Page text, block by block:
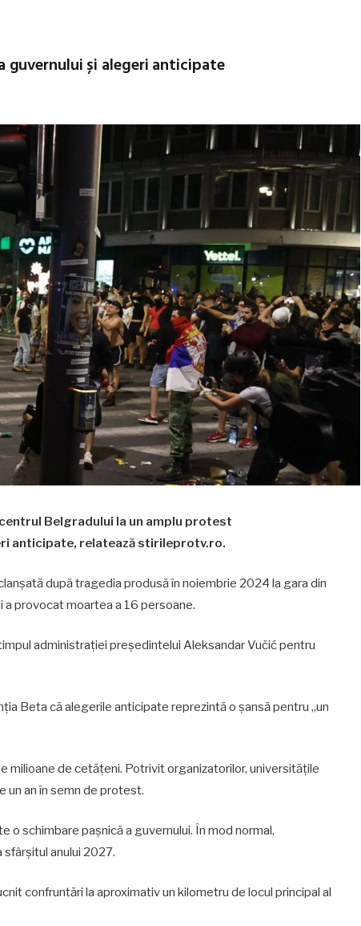
guvernului și alegeri anticipate
Belgradului la un amplu protest
anticipate, relatează stirileprotv.ro.
după tragedia produsă în noiembrie 2024 la gara din
a provocat moartea a 16 persoane.
administrației președintelui Aleksandar Vučić pentru
Beta că alegerile anticipate reprezintă o șansă pentru „un
milioane de cetățeni. Potrivit organizatorilor, universitățile
un an în semn de protest.
schimbare pașnică a guvernului. În mod normal,
sfârșitul anului 2027.
confruntări la aproximativ un kilometru de locul principal al